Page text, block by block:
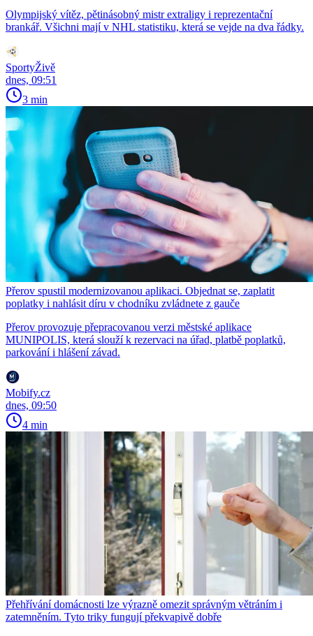
Olympijský vítěz, pětinásobný mistr extraligy i reprezentační
brankář. Všichni mají v NHL statistiku, která se vejde na dva řádky.
SportyŽivě
dnes, 09:51
3 min
Přerov spustil modernizovanou aplikaci. Objednat se, zaplatit
poplatky i nahlásit díru v chodníku zvládnete z gauče
Přerov provozuje přepracovanou verzi městské aplikace
MUNIPOLIS, která slouží k rezervaci na úřad, platbě poplatků,
parkování i hlášení závad.
Mobify.cz
dnes, 09:50
4 min
Přehřívání domácnosti lze výrazně omezit správným větráním i
zatemněním. Tyto triky fungují překvapivě dobře